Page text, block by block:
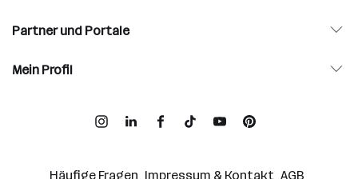
Partner und Portale
Mein Profil
Häufige Fragen Impressum & Kontakt AGB